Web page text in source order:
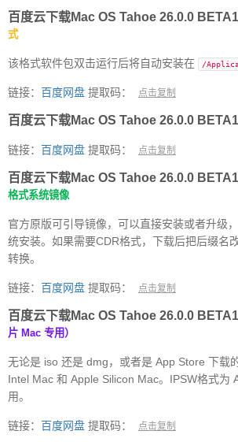
百度云下载Mac OS Tahoe 26.0.0 BETA1
式
该格式软件包双击运行后将自动安装在 /
链接： 百度网盘 提取码： 点击复制
百度云下载Mac OS Tahoe 26.0.0 BETA1
链接： 百度网盘 提取码： 点击复制
百度云下载Mac OS Tahoe 26.0.0 BETA1
格式系统镜像
官方原版可引导镜像，可以直接安装或者升级
统安装。如果需要CDR格式，下载后把后缀名
转换。
链接： 百度网盘 提取码： 点击复制
百度云下载Mac OS Tahoe 26.0.0 BETA1
片 Mac 专用）
无论是 iso 还是 dmg，或者是 App Store 下载
Intel Mac 和 Apple Silicon Mac。IPSW格式为
用。
链接： 百度网盘 提取码： 点击复制